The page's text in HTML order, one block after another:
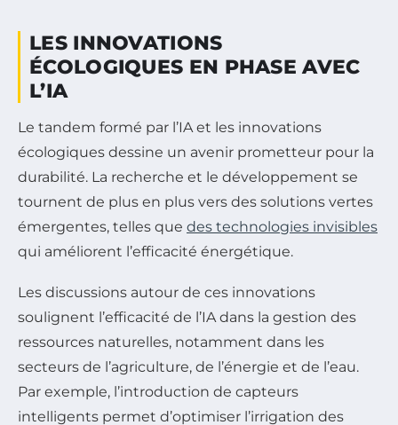
LES INNOVATIONS
ÉCOLOGIQUES EN PHASE AVEC
L’IA
Le tandem formé par l’IA et les innovations
écologiques dessine un avenir prometteur pour la
durabilité. La recherche et le développement se
tournent de plus en plus vers des solutions vertes
émergentes, telles que des technologies invisibles
qui améliorent l’efficacité énergétique.
Les discussions autour de ces innovations
soulignent l’efficacité de l’IA dans la gestion des
ressources naturelles, notamment dans les
secteurs de l’agriculture, de l’énergie et de l’eau.
Par exemple, l’introduction de capteurs
intelligents permet d’optimiser l’irrigation des